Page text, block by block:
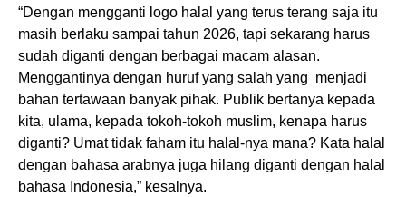
“Dengan mengganti logo halal yang terus terang saja itu
masih berlaku sampai tahun 2026, tapi sekarang harus
sudah diganti dengan berbagai macam alasan.
Menggantinya dengan huruf yang salah yang menjadi
bahan tertawaan banyak pihak. Publik bertanya kepada
kita, ulama, kepada tokoh-tokoh muslim, kenapa harus
diganti? Umat tidak faham itu halal-nya mana? Kata halal
dengan bahasa arabnya juga hilang diganti dengan halal
bahasa Indonesia,” kesalnya.